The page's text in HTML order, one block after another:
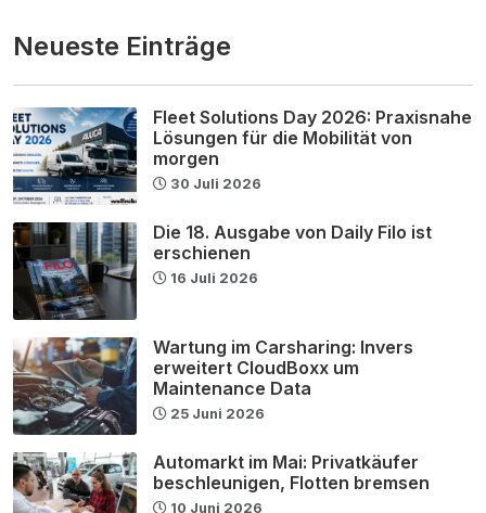
Neueste Einträge
Fleet Solutions Day 2026: Praxisnahe
Lösungen für die Mobilität von
morgen
30 Juli 2026
Die 18. Ausgabe von Daily Filo ist
erschienen
16 Juli 2026
Wartung im Carsharing: Invers
erweitert CloudBoxx um
Maintenance Data
25 Juni 2026
Automarkt im Mai: Privatkäufer
beschleunigen, Flotten bremsen
10 Juni 2026